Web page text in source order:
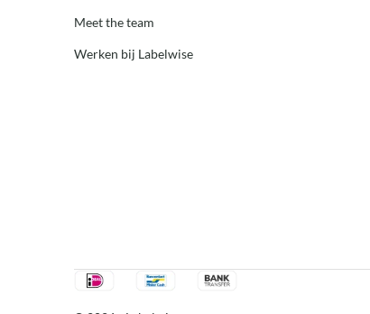
Meet the team
Werken bij Labelwise